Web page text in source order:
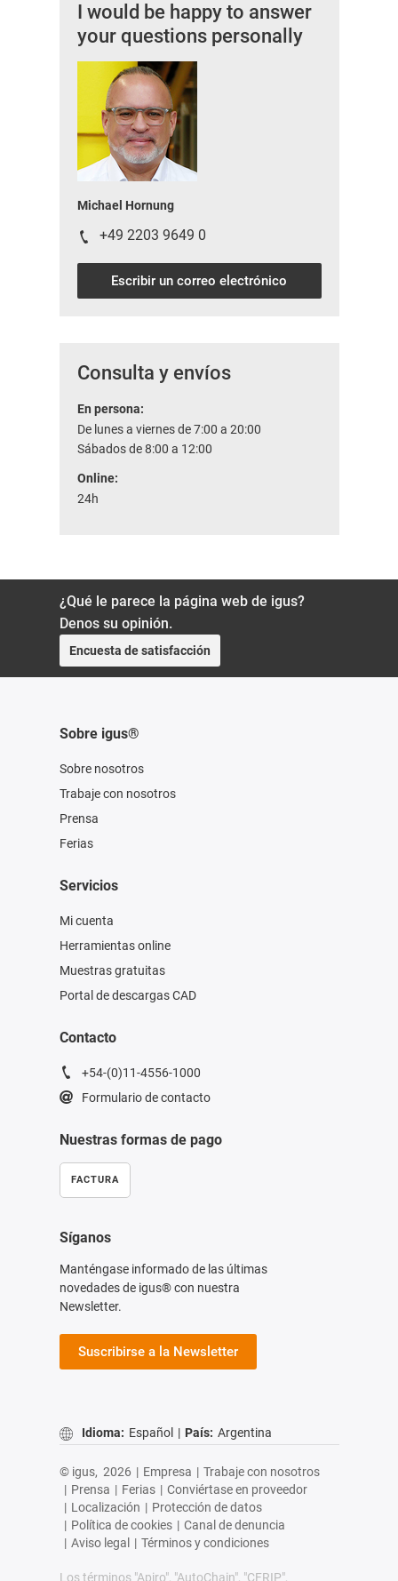
I would be happy to answer
your questions personally
Michael Hornung
+49 2203 9649 0
Escribir un correo electrónico
Consulta y envíos
En persona:
De lunes a viernes de 7:00 a 20:00
Sábados de 8:00 a 12:00
Online:
24h
¿Qué le parece la página web de igus?
Denos su opinión.
Encuesta de satisfacción
Sobre igus®
Sobre nosotros
Trabaje con nosotros
Prensa
Ferias
Servicios
Mi cuenta
Herramientas online
Muestras gratuitas
Portal de descargas CAD
Contacto
+54-(0)11-4556-1000
Formulario de contacto
Nuestras formas de pago
FACTURA
Síganos
Manténgase informado de las últimas
novedades de igus® con nuestra
Newsletter.
Suscribirse a la Newsletter
Idioma: Español | País: Argentina
© igus, 2026 | Empresa | Trabaje con nosotros
| Prensa | Ferias | Conviértase en proveedor
| Localización | Protección de datos
| Política de cookies | Canal de denuncia
| Aviso legal | Términos y condiciones
Los términos "Apiro", "AutoChain", "CFRIP",